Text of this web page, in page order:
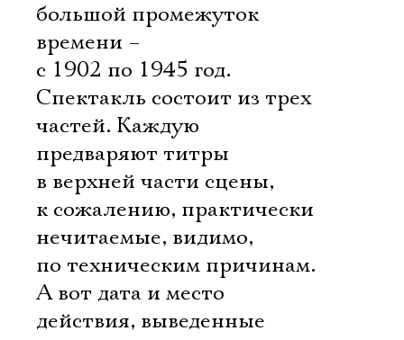
большой промежуток
времени –
с 1902 по 1945 год.
Спектакль состоит из трех
частей. Каждую
предваряют титры
в верхней части сцены,
к сожалению, практически
нечитаемые, видимо,
по техническим причинам.
А вот дата и место
действия, выведенные